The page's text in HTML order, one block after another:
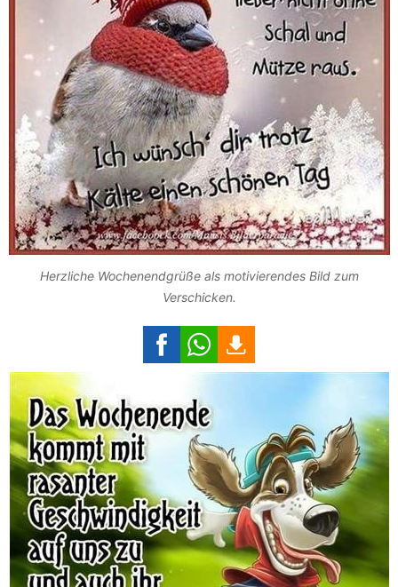
Herzliche Wochenendgrüße als motivierendes Bild zum
Verschicken.